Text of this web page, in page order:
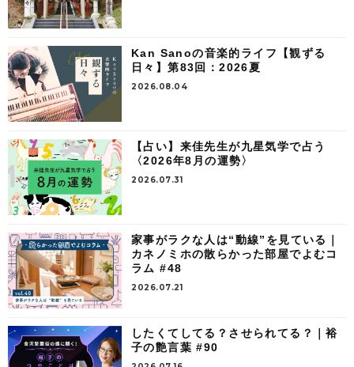
Kan Sanoの音楽的ライフ【観ずる
日々】第83回：2026夏
2026.08.04
【占い】来佳先生が九星気学で占う
〈2026年8月の運勢〉
2026.07.31
家事がラクな人は“動線”を見ている｜
カネノミホの散らかった部屋でよむコ
ラム #48
2026.07.21
したくてしてる？させられてる？｜裕
子の艶言葉 #90